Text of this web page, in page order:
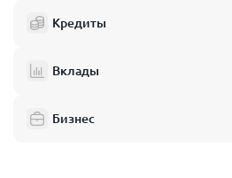
Электросталь
Реутов
Подольск
Кредиты
Вклады
Бизнес